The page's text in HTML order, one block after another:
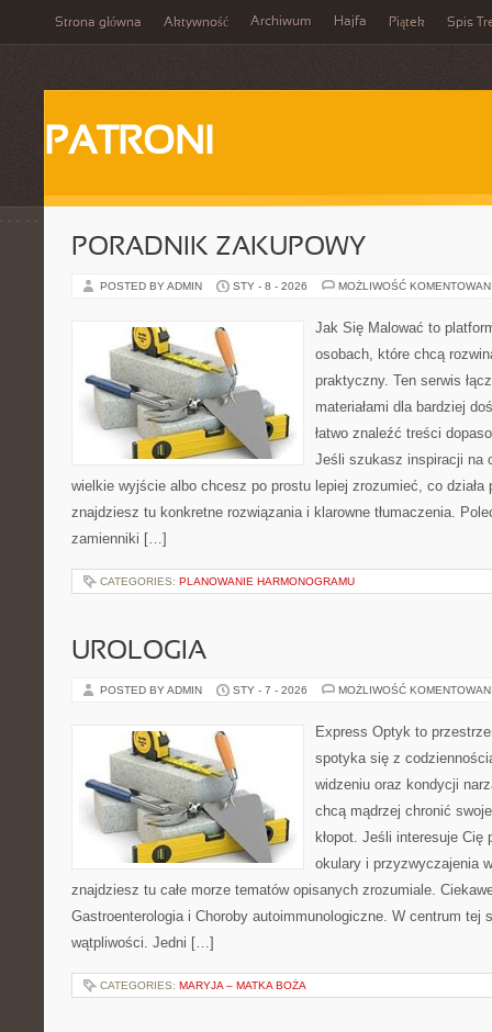
Strona główna Aktywność Archiwum Hajfa Piątek Spis
PATRONI
PORADNIK ZAKUPOWY
POSTED BY ADMIN STY - 8 - 2026 MOŻLIWOŚĆ
Jak Się Malować to
osobach, które chcą
praktyczny. Ten serwis
materiałami dla bardziej
łatwo znaleźć treści
Jeśli szukasz inspiracji na
wielkie wyjście albo chcesz po prostu lepiej zrozumieć, co działa
znajdziesz tu konkretne rozwiązania i klarowne tłumaczenia.
zamienniki […]
CATEGORIES: PLANOWANIE HARMONOGRAMU
UROLOGIA
POSTED BY ADMIN STY - 7 - 2026 MOŻLIWOŚĆ
Express Optyk to
spotyka się z
widzeniu oraz kondycji
chcą mądrzej chronić
kłopot. Jeśli interesuje
okulary i przyzwyczajenia
znajdziesz tu całe morze tematów opisanych zrozumiale.
Gastroenterologia i Choroby autoimmunologiczne. W centrum tej
wątpliwości. Jedni […]
CATEGORIES: MARYJA – MATKA BOŻA